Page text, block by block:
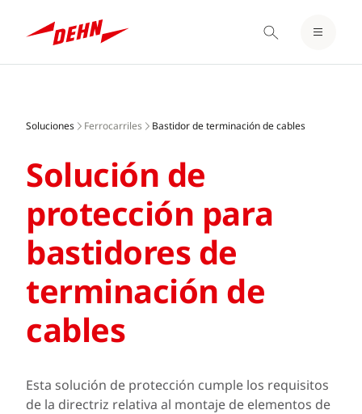
content
LOGIN / REGISTER
Soluciones Ferrocarriles Bastidor de terminación de cables
Solución de
protección para
bastidores de
terminación de
cables
Esta solución de protección cumple los requisitos
de la directriz relativa al montaje de elementos de